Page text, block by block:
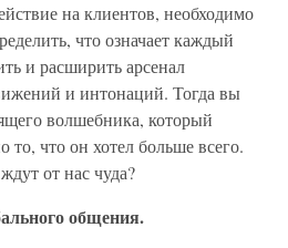
на клиентов, необходимо
что означает каждый
и расширить арсенал
и интонаций. Тогда вы
волшебника, который
то, что он хотел больше всего.
от нас чуда?
общения.